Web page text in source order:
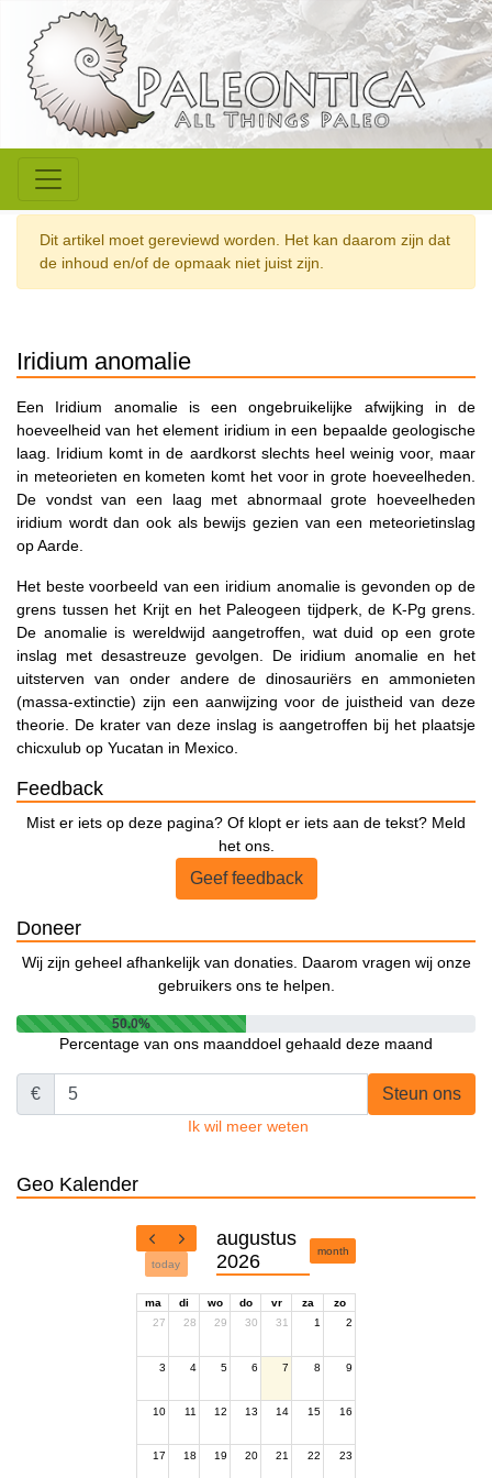
Dit artikel moet gereviewd worden. Het kan daarom zijn dat
de inhoud en/of de opmaak niet juist zijn.
Iridium anomalie
Een Iridium anomalie is een ongebruikelijke afwijking in de
hoeveelheid van het element iridium in een bepaalde geologische
laag. Iridium komt in de aardkorst slechts heel weinig voor, maar
in meteorieten en kometen komt het voor in grote hoeveelheden.
De vondst van een laag met abnormaal grote hoeveelheden
iridium wordt dan ook als bewijs gezien van een meteorietinslag
op Aarde.
Het beste voorbeeld van een iridium anomalie is gevonden op de
grens tussen het Krijt en het Paleogeen tijdperk, de K-Pg grens.
De anomalie is wereldwijd aangetroffen, wat duid op een grote
inslag met desastreuze gevolgen. De iridium anomalie en het
uitsterven van onder andere de dinosauriërs en ammonieten
(massa-extinctie) zijn een aanwijzing voor de juistheid van deze
theorie. De krater van deze inslag is aangetroffen bij het plaatsje
chicxulub op Yucatan in Mexico.
Feedback
Mist er iets op deze pagina? Of klopt er iets aan de tekst? Meld
het ons.
Geef feedback
Doneer
Wij zijn geheel afhankelijk van donaties. Daarom vragen wij onze
gebruikers ons te helpen.
50.0%
Percentage van ons maanddoel gehaald deze maand
€ Steun ons
Ik wil meer weten
Geo Kalender
today
augustus
2026
month
ma di wo do vr za
zo
27
28 29 30 31 1 2
3 4 5 6 7 8 9
10 11 12 13 14 15 16
17 18 19 20 21 22 23